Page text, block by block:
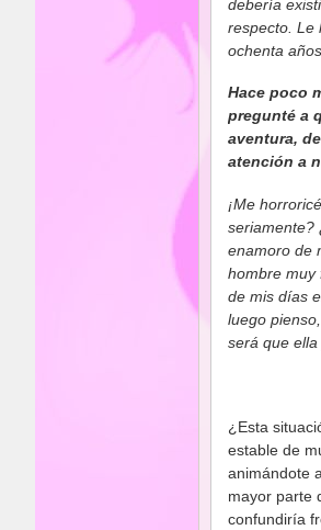
debería
respecto. Le
ochenta
Hace poco
pregunté a
aventura,
atención a
¡Me
seriamente?
enamoro de
hombre muy
de mis días
luego
será que
¿Esta
estable de
animándote
mayor parte
confundiría